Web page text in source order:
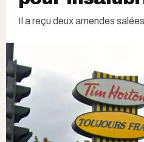
Il a reçu deux amendes